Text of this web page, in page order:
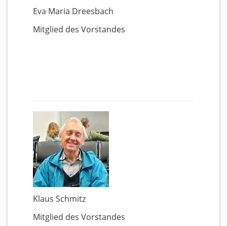
Eva Maria Dreesbach
Mitglied des Vorstandes
Klaus Schmitz
Mitglied des Vorstandes